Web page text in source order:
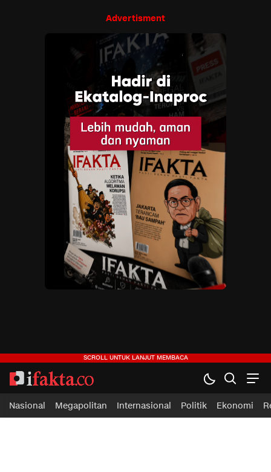
Advertisment
ifakta.co
#pastibenar
Nasional Megapolitan Internasional Politik Ekonomi